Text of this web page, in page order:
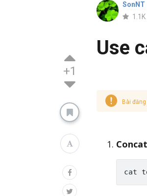
+1
SonNT
1.1K
Use
Bài